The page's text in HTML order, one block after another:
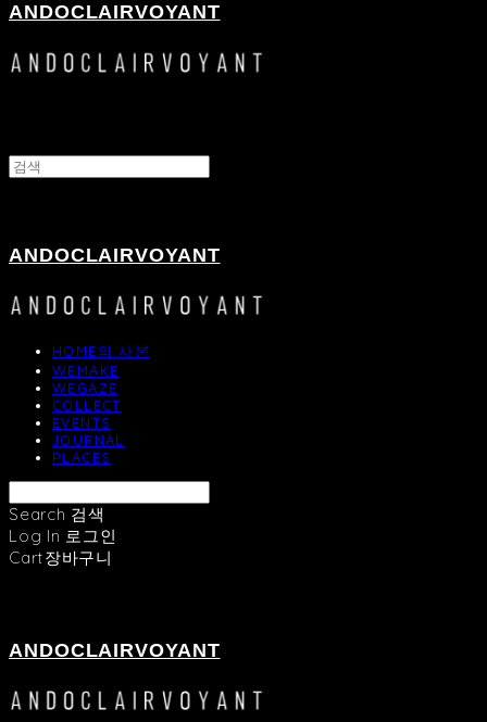
ANDOCLAIRVOYANT
ANDOCLAIRVOYANT
HOME의 사본
WEMAKE
WEGAZE
COLLECT
EVENTS
JOURNAL
PLACES
Search 검색
Log In 로그인
Cart장바구니
ANDOCLAIRVOYANT